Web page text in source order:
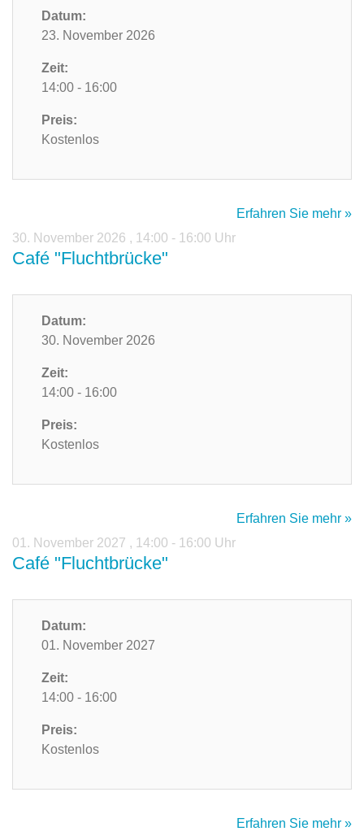
Datum:
23. November 2026
Zeit:
14:00 - 16:00
Preis:
Kostenlos
Erfahren Sie mehr »
30. November 2026 , 14:00 - 16:00 Uhr
Café "Fluchtbrücke"
Datum:
30. November 2026
Zeit:
14:00 - 16:00
Preis:
Kostenlos
Erfahren Sie mehr »
01. November 2027 , 14:00 - 16:00 Uhr
Café "Fluchtbrücke"
Datum:
01. November 2027
Zeit:
14:00 - 16:00
Preis:
Kostenlos
Erfahren Sie mehr »